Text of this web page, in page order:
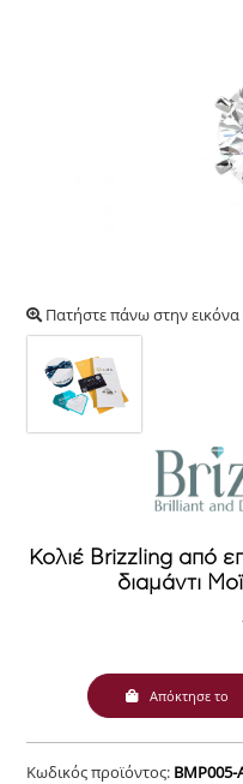
Πατήστε πάνω στην εικόνα
Κολιέ Brizzling από
διαμάντι
Απόκτησε το
Κωδικός προϊόντος: BMP005-